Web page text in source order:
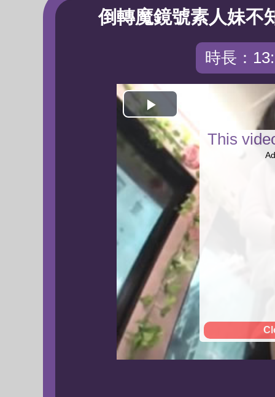
倒轉魔鏡號素人妹不
時長：
This
Play
Video